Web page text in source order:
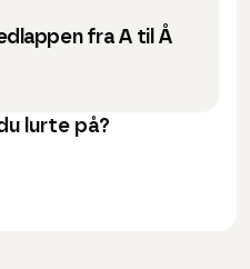
fra A til Å
lurte på?